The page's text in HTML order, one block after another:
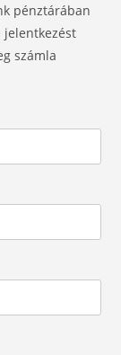
pénztárában
jelentkezést
számla